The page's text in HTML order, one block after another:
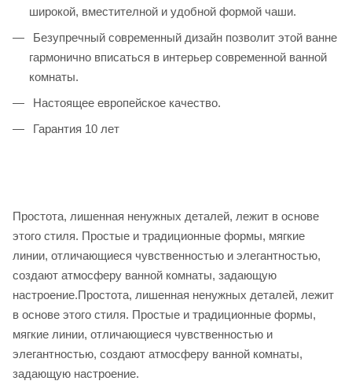
широкой, вместителной и удобной формой чаши.
Безупречный современный дизайн позволит этой ванне
гармонично вписаться в интерьер современной ванной
комнаты.
Настоящее европейское качество.
Гарантия 10 лет
Простота, лишенная ненужных деталей, лежит в основе
этого стиля. Простые и традиционные формы, мягкие
линии, отличающиеся чувственностью и элегантностью,
создают атмосферу ванной комнаты, задающую
настроение.Простота, лишенная ненужных деталей, лежит
в основе этого стиля. Простые и традиционные формы,
мягкие линии, отличающиеся чувственностью и
элегантностью, создают атмосферу ванной комнаты,
задающую настроение.